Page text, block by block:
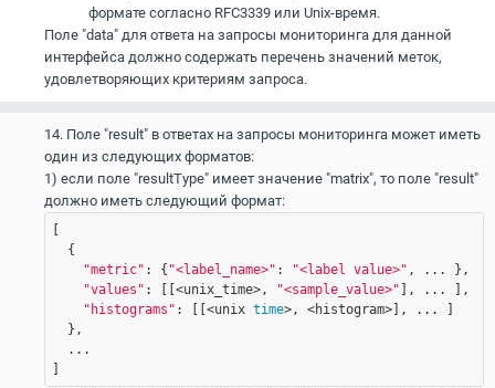
формате согласно RFC3339 или Unix-время.
Поле "data" для ответа на запросы мониторинга для данной
интерфейса должно содержать перечень значений меток,
удовлетворяющих критериям запроса.
14. Поле "result" в ответах на запросы мониторинга может иметь
один из следующих форматов:
1) если поле "resultType" имеет значение "matrix", то поле "result"
должно иметь следующий формат:
  {
"metric" : { "<label_name>" : "<label value>" , ... },
"values" : [[<unix_time>, "<sample_value>" ], ... ],
"histograms" : [[<unix time>, <histogram>], ... ]
  },
  ...